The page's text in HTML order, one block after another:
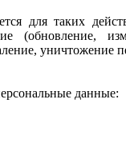
для таких
(обновление,
данные: